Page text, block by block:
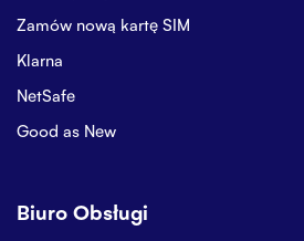
Zamów nową kartę SIM
Klarna
NetSafe
Good as New
Biuro Obsługi